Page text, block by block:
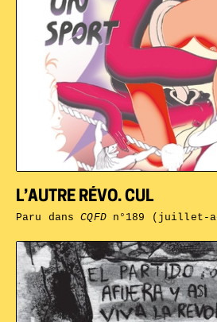
L’AUTRE RÉVO. CUL
Paru dansCQFDn°189 (juillet-